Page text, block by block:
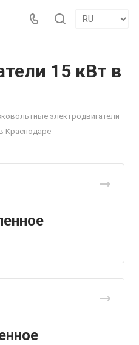
15 кВт в
электродвигатели
Краснодаре